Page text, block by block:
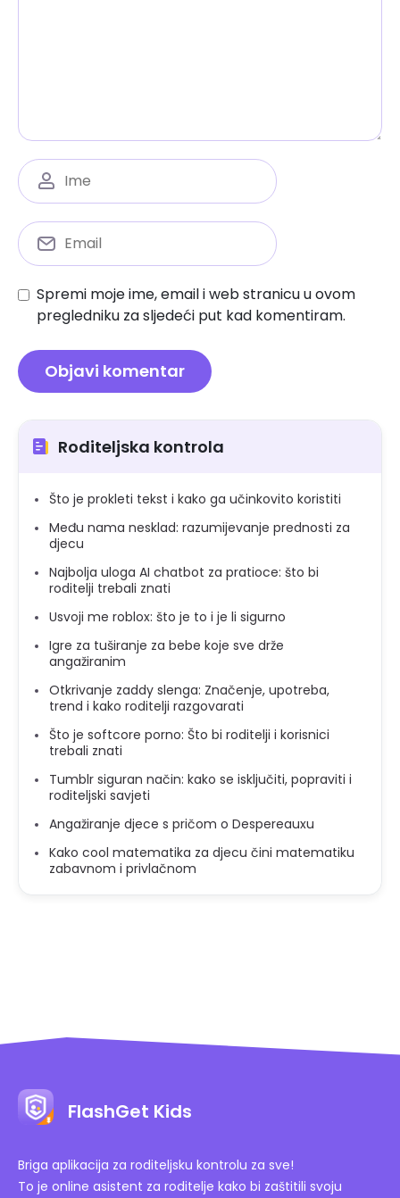
Spremi moje ime, email i web stranicu u ovom
pregledniku za sljedeći put kad komentiram.
Roditeljska kontrola
Što je prokleti tekst i kako ga učinkovito koristiti
Među nama nesklad: razumijevanje prednosti za
djecu
Najbolja uloga AI chatbot za pratioce: što bi
roditelji trebali znati
Usvoji me roblox: što je to i je li sigurno
Igre za tuširanje za bebe koje sve drže
angažiranim
Otkrivanje zaddy slenga: Značenje, upotreba,
trend i kako roditelji razgovarati
Što je softcore porno: Što bi roditelji i korisnici
trebali znati
Tumblr siguran način: kako se isključiti, popraviti i
roditeljski savjeti
Angažiranje djece s pričom o Despereauxu
Kako cool matematika za djecu čini matematiku
zabavnom i privlačnom
FlashGet Kids
Briga aplikacija za roditeljsku kontrolu za sve!
To je online asistent za roditelje kako bi zaštitili svoju